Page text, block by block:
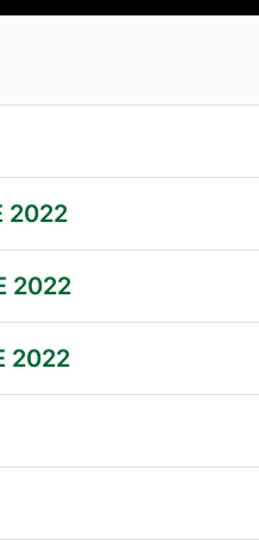
2022
2022
2022